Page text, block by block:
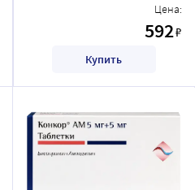
Цена:
592₽
Купить